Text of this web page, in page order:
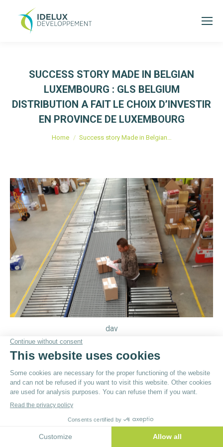
SUCCESS STORY MADE IN BELGIAN
LUXEMBOURG : GLS BELGIUM
DISTRIBUTION A FAIT LE CHOIX D’INVESTIR
EN PROVINCE DE LUXEMBOURG
You are here:
Home Success story Made in Belgian…
dav
© ByPoush